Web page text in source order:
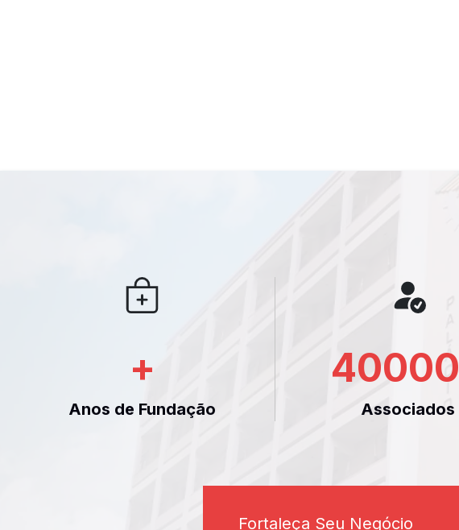
+
Anos de Fundação
40000
Associados
Fortaleça Seu Negócio